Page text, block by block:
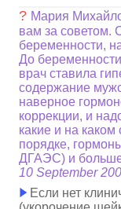
? Мария
вам за советом.
беременности,
До
врач ставила
содержание
наверное
коррекции, и
какие и на каком
порядке,
ДГАЭС) и больше
10 September
Если нет